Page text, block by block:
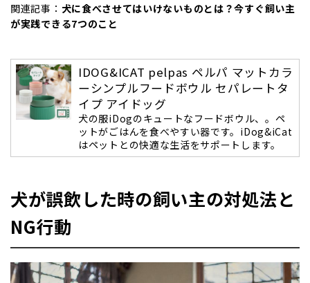
関連記事： 犬に食べさせてはいけないものとは？今すぐ飼い主
が実践できる7つのこと
IDOG&ICAT pelpas ペルパ マットカラ
ーシンプルフードボウル セパレートタ
イプ アイドッグ
犬の服iDogのキュートなフードボウル、。ペ
ットがごはんを食べやすい器です。iDog&iCat
はペットとの快適な生活をサポートします。
犬が誤飲した時の飼い主の対処法と
NG行動